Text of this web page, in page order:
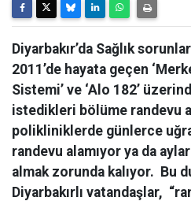
Diyarbakır’da Sağlık
2011’de hayata geçen
Sistemi’ ve ‘Alo 182’
istedikleri bölüme randevu
polikliniklerde günlerce
randevu alamıyor ya da
almak zorunda kalıyor. Bu
Diyarbakırlı vatandaşlar,